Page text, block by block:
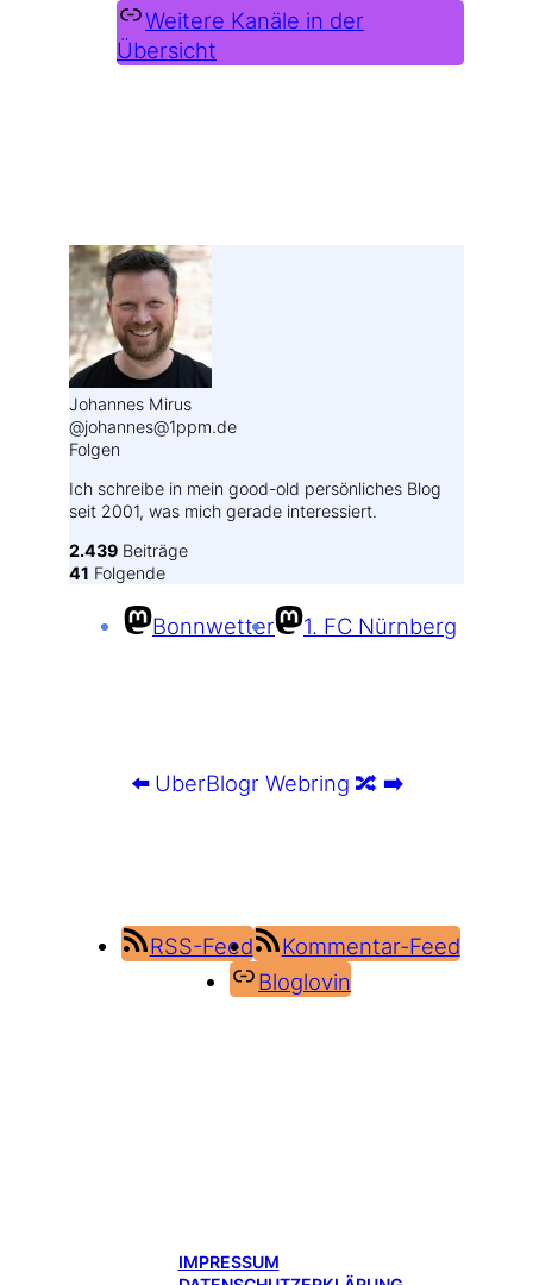
Weitere Kanäle in der
Übersicht
Johannes Mirus
@johannes@1ppm.de
Folgen
Ich schreibe in mein good-old persönliches Blog
seit 2001, was mich gerade interessiert.
2.439 Beiträge
41 Folgende
Bonnwetter 1. FC Nürnberg
⬅️ UberBlogr Webring 🔀 ➡️
RSS-Feed
Kommentar-Feed
Bloglovin
IMPRESSUM